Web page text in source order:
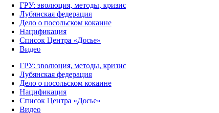
ГРУ: эволюция, методы, кризис
Лубянская федерация
Дело о посольском кокаине
Нацификация
Список Центра «Досье»
Видео
ГРУ: эволюция, методы, кризис
Лубянская федерация
Дело о посольском кокаине
Нацификация
Список Центра «Досье»
Видео